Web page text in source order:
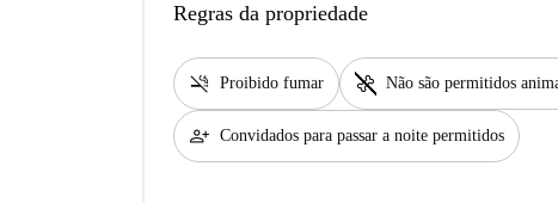
Regras da propriedade
smoke_free Proibido fumar pet_supplies Não são permitidos
person_add Convidados para passar a noite permitidos